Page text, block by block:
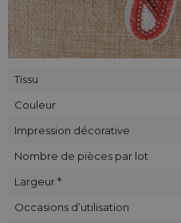
Tissu
Couleur
Impression décorative
Nombre de pièces par lot
Largeur *
Occasions d’utilisation